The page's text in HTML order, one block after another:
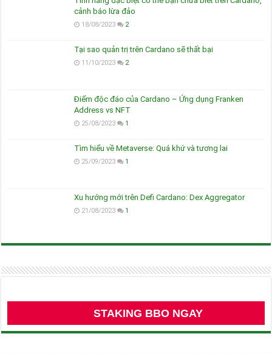
cảnh báo lừa đảo
18/08/2023 2
Tại sao quản trị trên Cardano sẽ thất bại
11/10/2023 2
Điểm độc đáo của Cardano – Ứng dụng Franken
Address vs NFT
25/08/2023 1
Tìm hiểu về Metaverse: Quá khứ và tương lai
25/09/2023 1
Xu hướng mới trên Defi Cardano: Dex Aggregator
21/08/2023 1
STAKING BBO NGAY